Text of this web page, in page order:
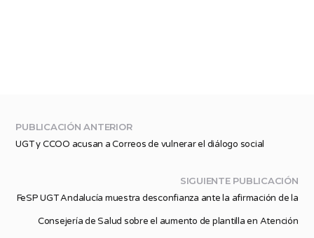
PUBLICACIÓN ANTERIOR
UGT y CCOO acusan a Correos de vulnerar el diálogo social
SIGUIENTE PUBLICACIÓN
FeSP UGT Andalucía muestra desconfianza ante la afirmación de la
Consejería de Salud sobre el aumento de plantilla en Atención